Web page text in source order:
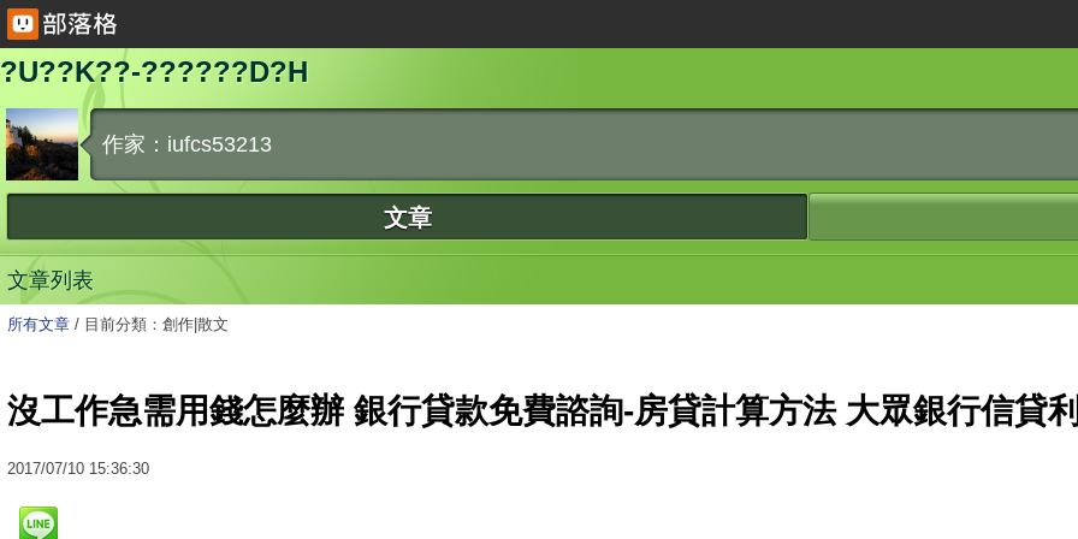
?U??K??-??????D?H
作家：iufcs53213
文章
文章列表
所有文章 / 目前分類：創作|散文
沒工作急需用錢怎麼辦 銀行貸款免費諮詢-房貸計算方法 大眾銀行信貸
2017/07/10 15:36:30